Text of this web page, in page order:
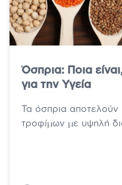
Όσπρια: Ποια
για την Υγεία
Τα όσπρια αποτελούν
τροφίμων με υψηλή